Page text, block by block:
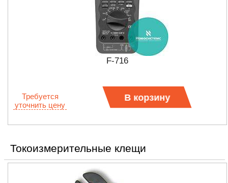
F-716
Требуется
уточнить цену
В корзину
Токоизмерительные клещи